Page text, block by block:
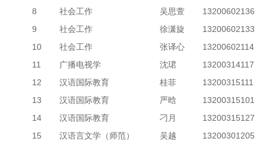
8
社会工作 吴思萱
13200602136
9
社会工作 徐潇旋
13200602133
10
社会工作 张译心
13200602114
11
广播电视学 沈珺
13200314117
12
汉语国际教育 桂菲
13200315111
13
汉语国际教育 严晗
13200315101
14
汉语国际教育 刁月
13200315127
15
汉语言文学（师范） 吴越
13200301205